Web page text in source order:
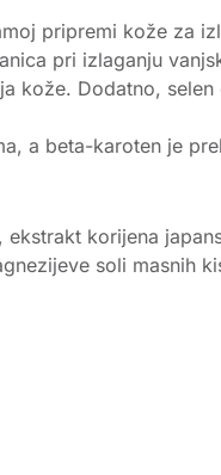
pripremi kože za
pri izlaganju
kože. Dodatno,
a beta-karoten je
korijena
soli masnih